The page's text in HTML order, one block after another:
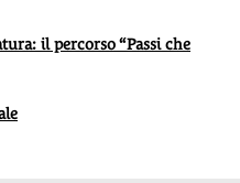
il percorso “Passi che